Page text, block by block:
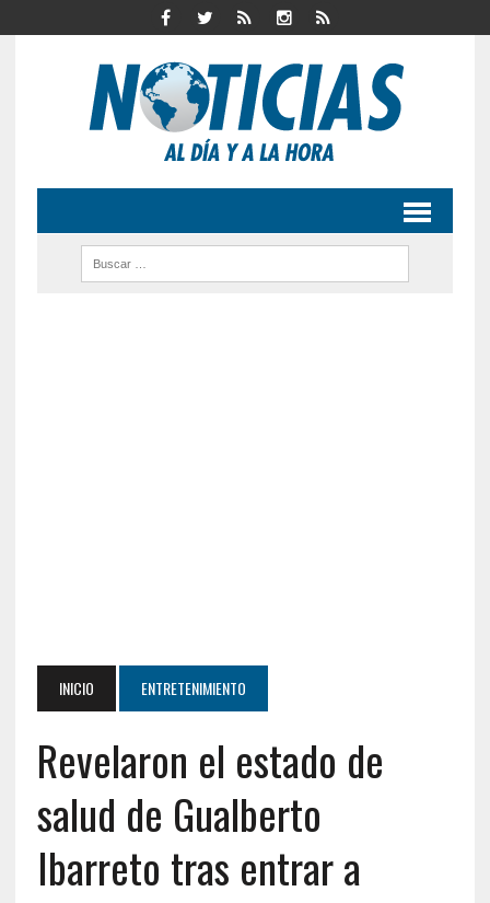
INICIO ENTRETENIMIENTO
Revelaron el estado de
salud de Gualberto
Ibarreto tras entrar a